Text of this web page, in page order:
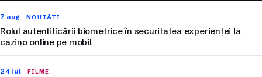
7 aug NOUTĂȚI
Rolul autentificării biometrice în securitatea experienței la
cazino online pe mobil
24 iul FILME